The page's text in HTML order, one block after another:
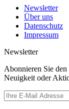
Newsletter
Über uns
Datenschutz
Impressum
Newsletter
Abonnieren Sie
Neuigkeit oder